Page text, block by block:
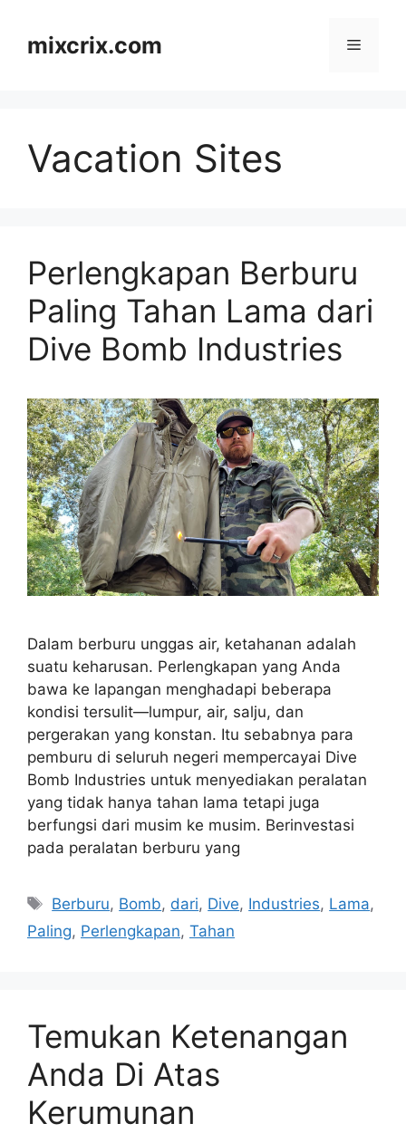
contentmixcrix.com Menu
Vacation Sites
Perlengkapan Berburu
Paling Tahan Lama dari
Dive Bomb Industries
Dalam berburu unggas air, ketahanan adalah
suatu keharusan. Perlengkapan yang Anda
bawa ke lapangan menghadapi beberapa
kondisi tersulit—lumpur, air, salju, dan
pergerakan yang konstan. Itu sebabnya para
pemburu di seluruh negeri mempercayai Dive
Bomb Industries untuk menyediakan peralatan
yang tidak hanya tahan lama tetapi juga
berfungsi dari musim ke musim. Berinvestasi
pada peralatan berburu yang
Tags
Berburu, Bomb, dari, Dive, Industries, Lama,
Paling, Perlengkapan, Tahan
Temukan Ketenangan
Anda Di Atas
Kerumunan